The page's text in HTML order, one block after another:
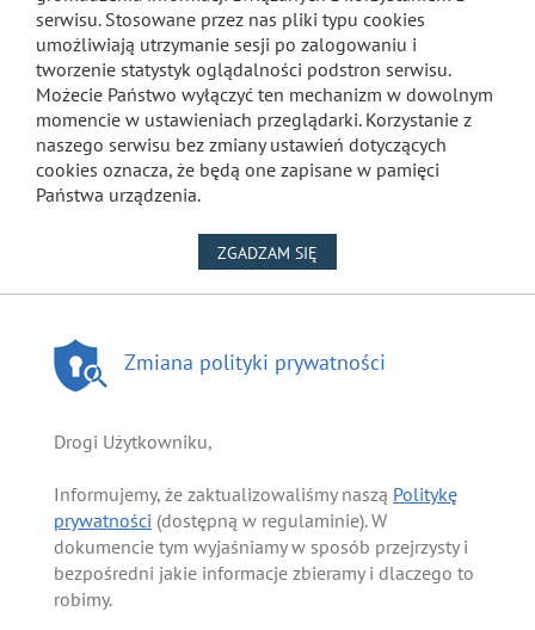
serwisu. Stosowane przez nas pliki typu cookies
umożliwiają utrzymanie sesji po zalogowaniu i
tworzenie statystyk oglądalności podstron serwisu.
Możecie Państwo wyłączyć ten mechanizm w dowolnym
momencie w ustawieniach przeglądarki. Korzystanie z
naszego serwisu bez zmiany ustawień dotyczących
cookies oznacza, że będą one zapisane w pamięci
Państwa urządzenia.
ZGADZAM SIĘ
Zmiana polityki prywatności
Drogi Użytkowniku,
Informujemy, że zaktualizowaliśmy naszą Politykę
prywatności (dostępną w regulaminie). W
dokumencie tym wyjaśniamy w sposób przejrzysty i
bezpośredni jakie informacje zbieramy i dlaczego to
robimy.